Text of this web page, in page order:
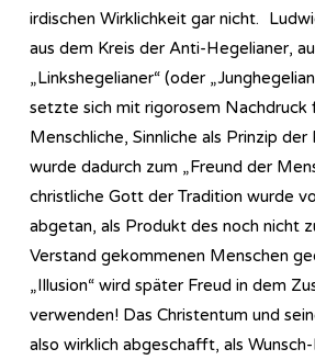
irdischen Wirklichkeit gar nicht.
aus dem Kreis der Anti-Hegelianer,
„Linkshegelianer“ (oder
setzte sich mit rigorosem Nachdruck
Menschliche, Sinnliche als Prinzip der
wurde dadurch zum „Freund der
christliche Gott der Tradition wurde
abgetan, als Produkt des noch nicht
Verstand gekommenen Menschen
„Illusion“ wird später Freud in dem
verwenden! Das Christentum und
also wirklich abgeschafft, als